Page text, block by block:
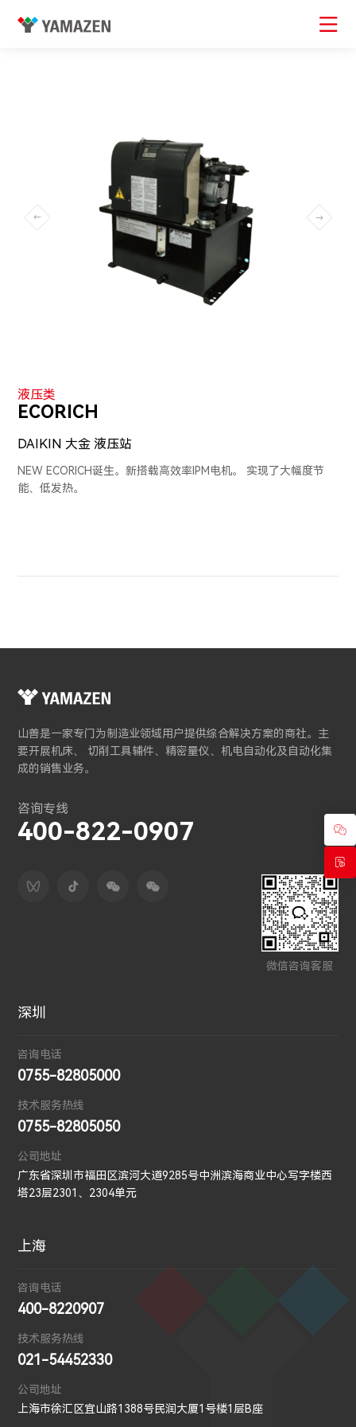
液压类
ECORICH
DAIKIN 大金 液压站
NEW ECORICH诞生。新搭载高效率IPM电机。 实现了大幅度节
能、低发热。
山善是一家专门为制造业领域用户提供综合解决方案的商社。主
要开展机床、 切削工具辅件、精密量仪、机电自动化及自动化集
成的销售业务。
咨询专线
400-822-0907
微信咨询客服
深圳
咨询电话
0755-82805000
技术服务热线
0755-82805050
公司地址
广东省深圳市福田区滨河大道9285号中洲滨海商业中心写字楼西
塔23层2301、2304单元
上海
咨询电话
400-8220907
技术服务热线
021-54452330
公司地址
上海市徐汇区宜山路1388号民润大厦1号楼1层B座